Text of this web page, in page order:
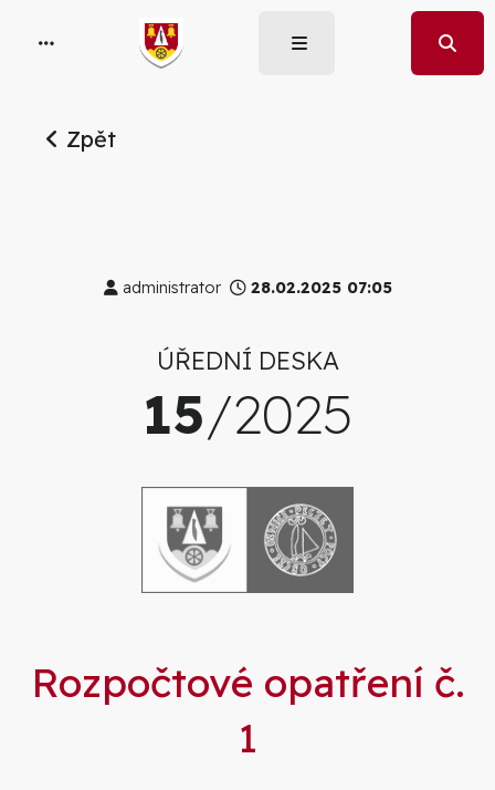
Zpět
administrator 28.02.2025 07:05
ÚŘEDNÍ DESKA
15/2025
Rozpočtové opatření č.
1